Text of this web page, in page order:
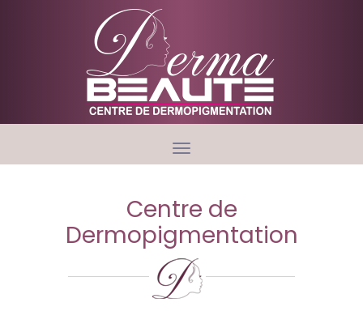
Toggle
navigation
Centre de
Dermopigmentation